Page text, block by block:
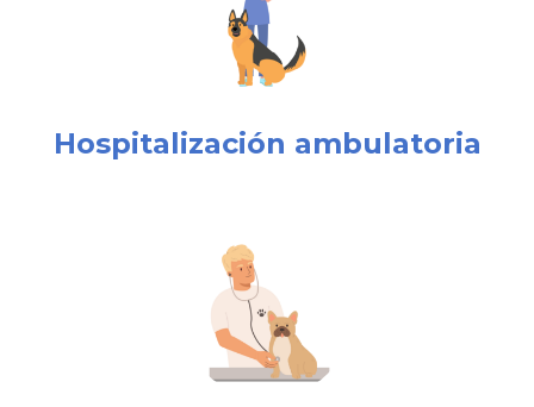
Hospitalización ambulatoria